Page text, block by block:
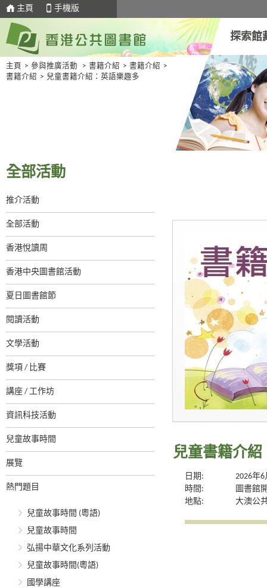
主頁 手機版
探索館
主頁 > 參與推廣活動 > 書籍介紹 > 書籍介紹 >
書籍介紹 > 兒童書籍介紹：英語樂趣多
全部活動
推介活動
全部活動
香港悅讀周
香港中央圖書館活動
夏日圖書館節
閱讀活動
文學活動
獎項 / 比賽
講座 / 工作坊
資訊科技活動
兒童故事時間
展覽
熱門題目
兒童故事時間 (粵語)
兒童故事時間
弘揚中華文化系列活動
兒童故事時間(粵語)
國學講座
兒童書籍介紹
日期:
2026年
時間:
圖書館
地點:
大澳公